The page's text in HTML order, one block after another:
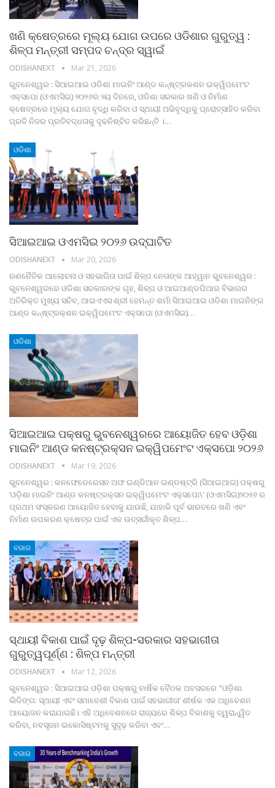
ଖଣି କ୍ଷେତ୍ରରେ ମୂଲ୍ୟ ଯୋଗ ଉପରେ ଓଡିଶାର ଗୁରୁତ୍ୱ :
ଶିଳ୍ପ ମନ୍ତ୍ରୀ ସମ୍ପଦ ଚନ୍ଦ୍ର ସ୍ୱାଇଁ
ODISHANEXT Mar 21, 2026
ଭୁବନେଶ୍ୱର : ସିଆଇଆଇ ଓଡିଶା ମାଇନିଂ ଆଣ୍ଡ କନ୍‌ଷ୍ଟ୍ରକଶନ ଇକ୍ୱିପମେଂଟ
ଏକ୍ସପୋ (ଓଏମସିଇ) ୨୦୨୬ର ୨ୟ ଦିନରେ, ଓଡିଶା ସରକାର ଖଣି ଓ ନିର୍ମାଣ
କ୍ଷେତ୍ରରେ ମୂଲ୍ୟ ଯୋଗ ବୃଦ୍ଧି କରିବା ଓ ସ୍ଥାୟୀ ଅଭିବୃଦ୍ଧିକୁ ପ୍ରୋତ୍ସାହିତ କରିବା
ପ୍ରତି ନିଜର ପ୍ରତିବଦ୍ଧତାକୁ ଦୃଢନିଶ୍ଚିତ କରିଛନ୍ତି ।…
ଓଡିଶା
ସିଆଇଆଇ ଓଏମସିଇ ୨୦୨୬ ଉଦ୍‌ଘାଟିତ
ODISHANEXT Mar 20, 2026
ରଣନୈତିକ ଆଲୋଚନା ଓ ସହଭାଗିତା ପାଇଁ ଶିଳ୍ପ ନେତାଙ୍କ ଆହ୍ୱାନଭୁବନେଶ୍ୱର :
ଭୁବନେଶ୍ୱରରେ ଓଡିଶା ସରକାରଙ୍କ ଗୃହ, ଶିଳ୍ପ ଓ ଆଇଆଣ୍ଡପିଆର ବିଭାଗର
ଅତିରିକ୍ତ ମୁଖ୍ୟ ସଚିବ, ଆଇଏଏସ ଶ୍ରୀ ହେମନ୍ତ ଶର୍ମା ସିଆଇଆଇ ଓଡିଶା ମାଇନିଙ୍ଗ
ଆଣ୍ଡ କନ୍‌ଷ୍ଟ୍ରକ୍‌ଶନ ଇକ୍ୱିପମେଂଟ ଏକ୍ସପୋ (ଓଏମସିଇ)…
ଓଡିଶା
ସିଆଇଆଇ ପକ୍ଷରୁ ଭୁବନେଶ୍ୱରରେ ଆୟୋଜିତ ହେବ ଓଡ଼ିଶା
ମାଇନିଂ ଆଣ୍ଡ କନଷ୍ଟ୍ରକ୍ସନ ଇକ୍ୱିପମେଂଟ ଏକ୍ସପୋ ୨୦୨୬
ODISHANEXT Mar 19, 2026
ଭୁବନେଶ୍ୱର : କନଫେଡେରେସନ ଅଫ ଇଣ୍ଡିଆନ ଇଣ୍ଡଷ୍ଟ୍ରି (ସିଆଇଆଇ) ପକ୍ଷରୁ
‘ଓଡ଼ିଶା ମାଇନିଂ ଆଣ୍ଡ କନଷ୍ଟ୍ରକ୍ସନ ଇକ୍ୱିପମେଂଟ ଏକ୍ସପୋ\' (ଓଏମସିଇ)୨୦୨୬ ର
ପ୍ରଥମ ସଂସ୍କରଣ ଆୟୋଜିତ ହେବାକୁ ଯାଉଛି, ଯାହାକି ପୂର୍ବ ଭାରତରେ ଖଣି ଏବଂ
ନିର୍ମାଣ ଉପକରଣ କ୍ଷେତ୍ର ପାଇଁ ଏକ ଉତ୍ସର୍ଗୀକୃତ ଶିଳ୍ପ…
ବଜାର
ସ୍ଥାୟୀ ବିକାଶ ପାଇଁ ଦୃଢ଼ ଶିଳ୍ପ-ସରକାର ସହଭାଗୀତା
ଗୁରୁତ୍ୱପୂର୍ଣ୍ଣ : ଶିଳ୍ପ ମନ୍ତ୍ରୀ
ODISHANEXT Mar 12, 2026
ଭୁବନେଶ୍ୱର : ସିଆଇଆଇ ଓଡ଼ିଶା ପକ୍ଷରୁ ବାର୍ଷିକ ବୈଠକ ଅବସରରେ "ଓଡ଼ିଶା
ଲିଡିଙ୍ଗ: ସ୍ଥାୟୀ ଏବଂ ସମାବେଶୀ ବିକାଶ ପାଇଁ ସହଭାଗୀତା’ ଶୀର୍ଷକ ଏକ ଅଧିବେଶନ
ଆୟୋଜନ କରାଯାଇଛି। ଏହି ଅଧିବେଶନରେ ରାଜ୍ୟରେ ଶିଳ୍ପ ବିକାଶକୁ ତ୍ୱରାନ୍ୱିତ
କରିବା, ନବସୃଜନ ଇକୋସିଷ୍ଟମକୁ ସୁଦୃଢ଼ କରିବା ଏବଂ…
ବଜାର